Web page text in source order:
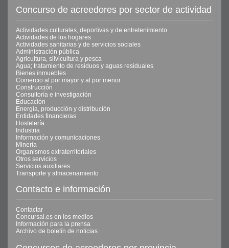
Concurso de acreedores por sector de actividad
Actividades culturales, deportivas y de entretenimiento
Actividades de los hogares
Actividades sanitarias y de servicios sociales
Administración pública
Agricultura, silvicultura y pesca
Agua; tratamiento de residuos y aguas residuales
Bienes inmuebles
Comercio al por mayor y al por menor
Construcción
Consultoría e investigación
Educación
Energía, producción y distribución
Entidades financieras
Hostelería
Industria
Información y comunicaciones
Minería
Organismos extraterritoriales
Otros servicios
Servicios auxiliares
Transporte y almacenamiento
Contacto e información
Contactar
Concursal.es en los medios
Información para la prensa
Archivo de boletín de noticias